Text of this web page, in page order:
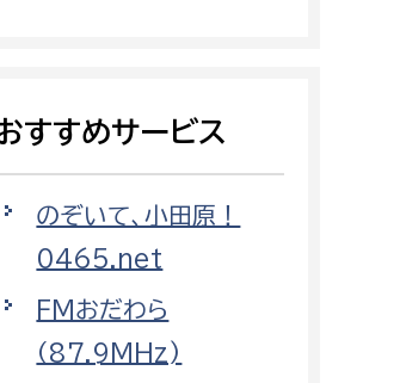
消防総務課
予防課
警防計画課
すすめサービス
のぞいて、小田原！
0465.net
FMおだわら
（87.9MHz)